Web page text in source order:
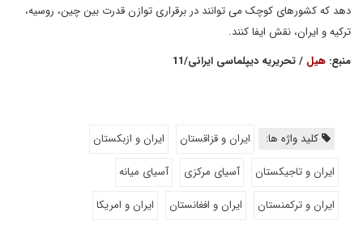
دهد که کشورهای کوچک می توانند در برقراری توازن قدرت بین چین، روسیه،
ترکیه و ایران، نقش ایفا کنند.
منبع: هیل / تحریریه دیپلماسی ایرانی/11
کلید واژه ها: ایران و قزاقستان
ایران و ازبکستان
ایران و تاجیکستان
آسیای مرکزی
آسیای میانه
ایران و ترکمنستان
ایران و افغانستان ایران و امریکا